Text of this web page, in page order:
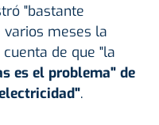
"bastante
varios meses la
de que "la
es el problema" de
.